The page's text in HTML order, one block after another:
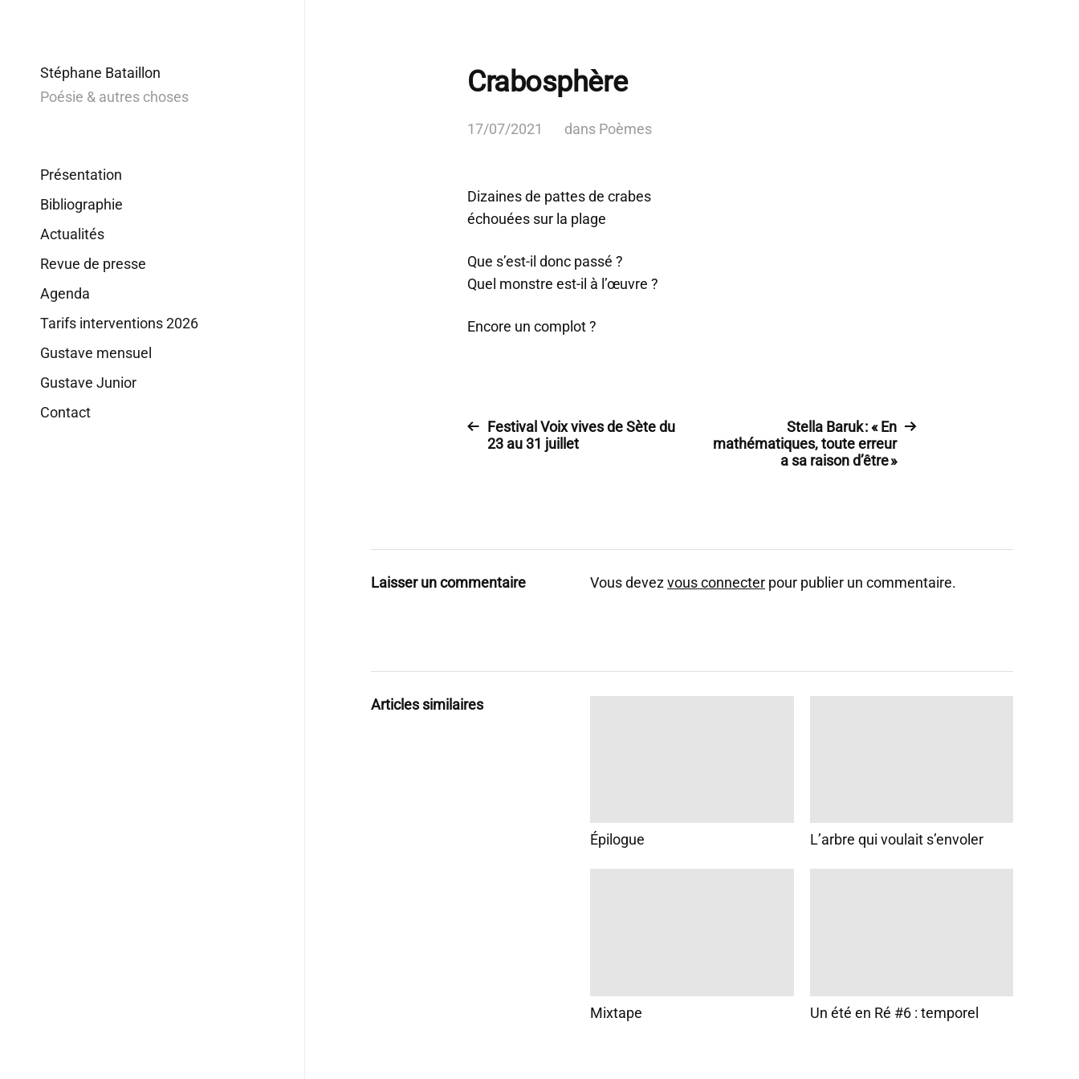
Stéphane Bataillon
Poésie & autres choses
Présentation
Bibliographie
Actualités
Revue de presse
Agenda
Tarifs interventions 2026
Gustave mensuel
Gustave Junior
Contact
Crabosphère
17/07/2021 dans Poèmes
Dizaines de pattes de crabes
échouées sur la plage
Que s’est-il donc passé ?
Quel monstre est-il à l’œuvre ?
Encore un complot ?
Festival Voix vives de Sète du
23 au 31 juillet
Stella Baruk : « En
mathématiques, toute erreur
a sa raison d’être »
Laisser un commentaire Vous devezvous connecter pour publier un commentaire.
Articles similaires
Épilogue L’arbre qui voulait s’envoler
Mixtape Un été en Ré #6 : temporel